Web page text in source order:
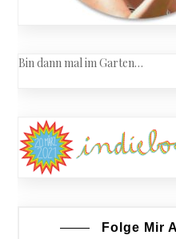
Bin dann mal im Garten…
Folge Mir